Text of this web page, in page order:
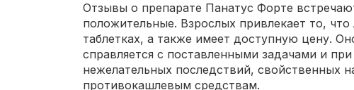
Отзывы о препарате Панатус Форте
положительные. Взрослых привлекает то,
таблетках, а также имеет доступную цену.
справляется с поставленными задачами и
нежелательных последствий, свойственных
противокашлевым средствам.